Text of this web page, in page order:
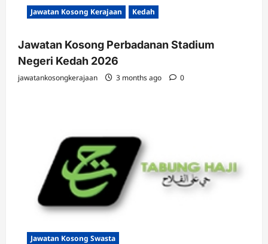
Jawatan Kosong Kerajaan Kedah
Jawatan Kosong Perbadanan Stadium
Negeri Kedah 2026
jawatankosongkerajaan 3 months ago 0
Jawatan Kosong Swasta